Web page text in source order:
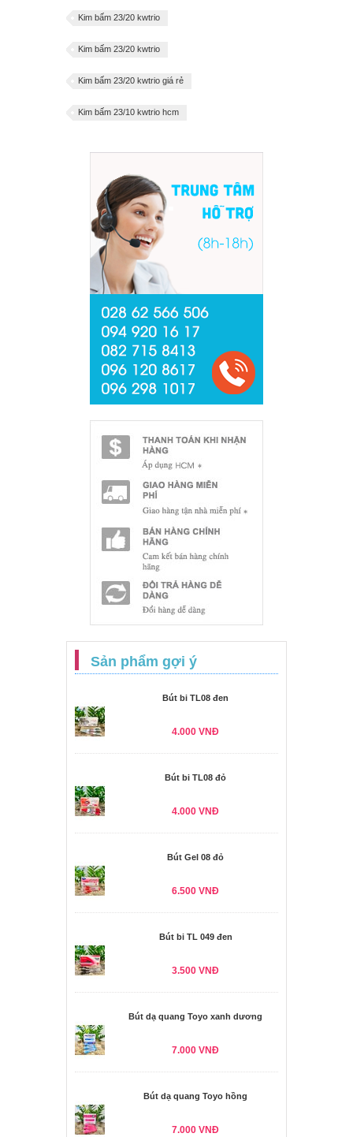
Kim bấm 23/20 kwtrio
Kim bấm 23/20 kwtrio
Kim bấm 23/20 kwtrio giá rẻ
Kim bấm 23/10 kwtrio hcm
Sản phẩm gợi ý
Bút bi TL08 đen
4.000 VNĐ
Bút bi TL08 đỏ
4.000 VNĐ
Bút Gel 08 đỏ
6.500 VNĐ
Bút bi TL 049 đen
3.500 VNĐ
Bút dạ quang Toyo xanh dương
7.000 VNĐ
Bút dạ quang Toyo hồng
7.000 VNĐ